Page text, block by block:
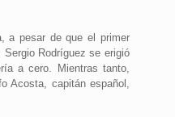
a pesar de que el primer
Rodríguez se erigió
a cero. Mientras tanto,
Acosta, capitán español,